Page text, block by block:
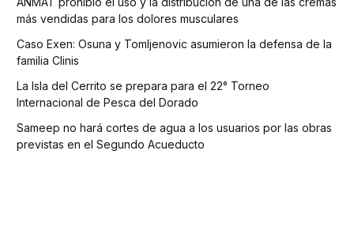
más vendidas para los dolores musculares
Caso Exen: Osuna y Tomljenovic asumieron la defensa de la
familia Clinis
La Isla del Cerrito se prepara para el 22° Torneo
Internacional de Pesca del Dorado
Sameep no hará cortes de agua a los usuarios por las obras
previstas en el Segundo Acueducto